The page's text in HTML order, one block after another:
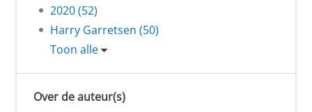
2020 (52)
Harry Garretsen (50)
Toon alle
Over de auteur(s)